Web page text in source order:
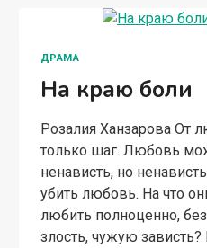
ДРАМА
На краю боли
Розалия Ханзарова От
только шаг. Любовь
ненависть, но
убить любовь. На что
любить полноценно,
злость, чужую